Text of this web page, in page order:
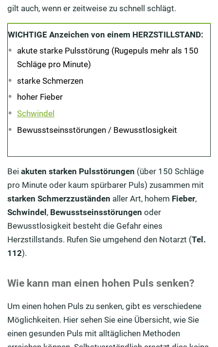
gilt auch, wenn er zeitweise zu schnell schlägt.
WICHTIGE Anzeichen von einem HERZSTILLSTAND:
akute starke Pulsstörung (Rugepuls mehr als 150
Schläge pro Minute)
starke Schmerzen
hoher Fieber
Schwindel
Bewusstseinsstörungen / Bewusstlosigkeit
Bei akuten starken Pulsstörungen (über 150 Schläge
pro Minute oder kaum spürbarer Puls) zusammen mit
starken Schmerzzuständen aller Art, hohem Fieber,
Schwindel, Bewusstseinsstörungen oder
Bewusstlosigkeit besteht die Gefahr eines
Herzstillstands. Rufen Sie umgehend den Notarzt (Tel.
112).
Wie kann man einen hohen Puls senken?
Um einen hohen Puls zu senken, gibt es verschiedene
Möglichkeiten. Hier sehen Sie eine Übersicht, wie Sie
einen gesunden Puls mit alltäglichen Methoden